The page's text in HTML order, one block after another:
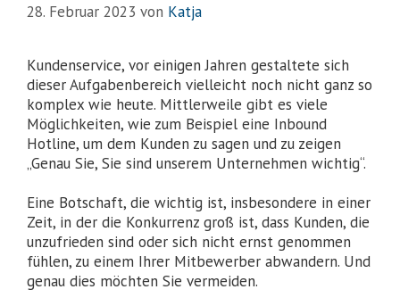
28. Februar 2023 von Katja
Kundenservice, vor einigen Jahren gestaltete sich
dieser Aufgabenbereich vielleicht noch nicht ganz so
komplex wie heute. Mittlerweile gibt es viele
Möglichkeiten, wie zum Beispiel eine Inbound
Hotline, um dem Kunden zu sagen und zu zeigen
„Genau Sie, Sie sind unserem Unternehmen wichtig“.
Eine Botschaft, die wichtig ist, insbesondere in einer
Zeit, in der die Konkurrenz groß ist, dass Kunden, die
unzufrieden sind oder sich nicht ernst genommen
fühlen, zu einem Ihrer Mitbewerber abwandern. Und
genau dies möchten Sie vermeiden.